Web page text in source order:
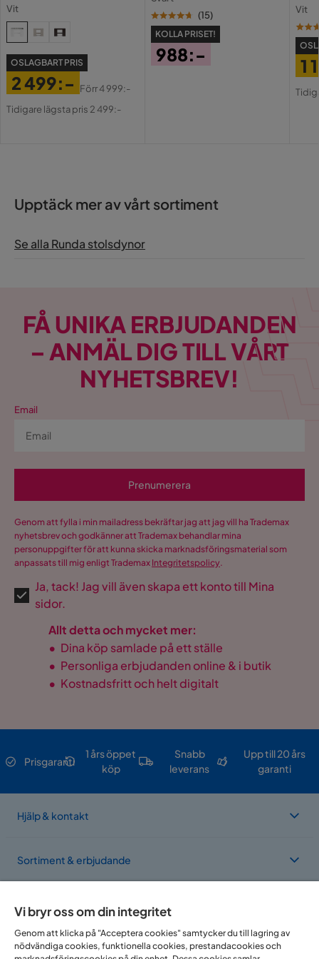
Vit
OSLAGBART PRIS
Pris
2 499:-
Original
Förr4 999:-
Tidigare lägsta pris 2 499:-
(15)
KOLLA PRISET!
988:-
Vit
1
Upptäck mer av vårt sortiment
Se alla Runda stolsdynor
FÅ UNIKA ERBJUDANDEN
– ANMÄL DIG TILL VÅRT
NYHETSBREV!
Email
Prenumerera
Genom att fylla i min mailadress bekräftar jag att jag vill ha Trademax
nyhetsbrev och godkänner att Trademax behandlar mina
personuppgifter för att kunna skicka marknadsföringsmaterial som
anpassats till mig enligt Trademax Integritetspolicy.
Ja, tack! Jag vill även skapa ett konto till Mina
sidor.
Allt detta och mycket mer:
• Dina köp samlade på ett ställe
• Personliga erbjudanden online & i butik
• Kostnadsfritt och helt digitalt
Prisgaranti
1 års öppet
köp
Snabb
leverans
Upp till 20 års
garanti
Hjälp & kontakt
Sortiment & erbjudande
Om Trademax
Vi finns i flera länder
Vi bryr oss om din integritet
Genom att klicka på "Acceptera cookies" samtycker du till lagring av
nödvändiga cookies, funktionella cookies, prestandacookies och